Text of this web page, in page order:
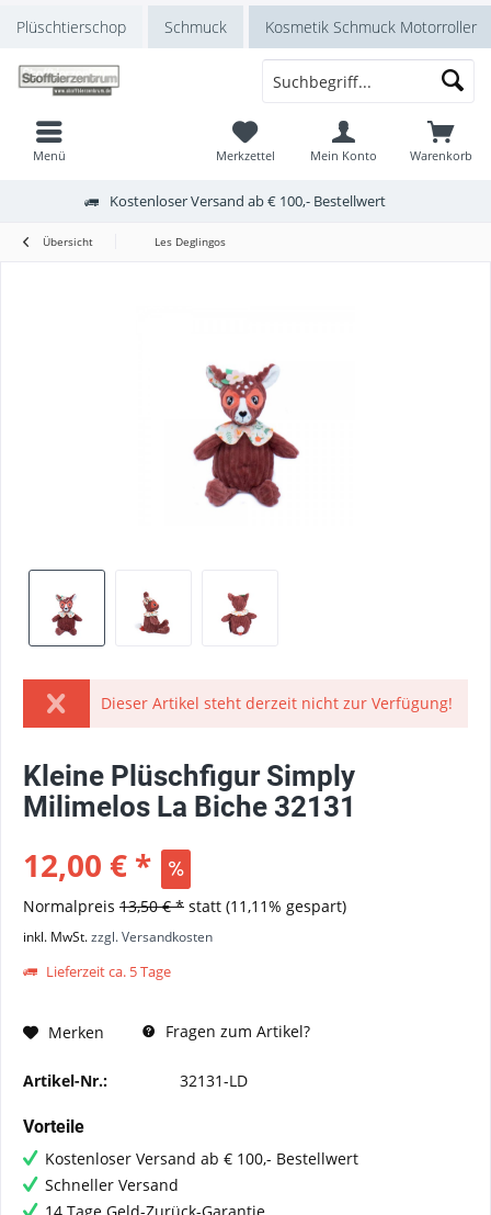
Plüschtierschop Schmuck Kosmetik Schmuck Motorroller
Menü Warenkorb
Merkzettel Mein Konto
Kostenloser Versand ab € 100,- Bestellwert
Übersicht Les Deglingos
Dieser Artikel steht derzeit nicht zur Verfügung!
Kleine Plüschfigur Simply
Milimelos La Biche 32131
12,00 € *
Normalpreis 13,50 € * statt (11,11% gespart)
inkl. MwSt.zzgl. Versandkosten
Lieferzeit ca. 5 Tage
Merken Fragen zum Artikel?
Artikel-Nr.: 32131-LD
Vorteile
Kostenloser Versand ab € 100,- Bestellwert
Schneller Versand